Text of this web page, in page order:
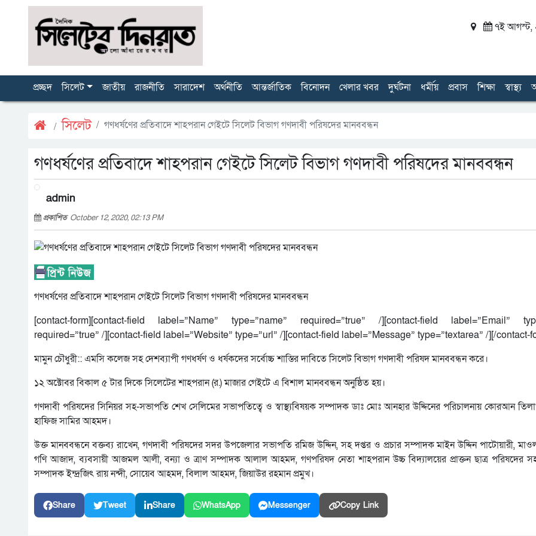
৭ই আগস্ট,
প্রচ্ছদ সিলেট জাতীয় রাজনীতি সারাদেশ অর্থনীতি আন্তর্জাতিক বিনোদন খেলার খবর দুর্ঘটনা ধর্মীয় প্রবাস শিক্ষা স্বাস্থ্য
সিলেট গণধর্ষণের প্রতিবাদে শাহপরান গেইটে সিলেট বিভাগ গণদাবী পরিষদের মানববন্ধন
গণধর্ষণের প্রতিবাদে শাহপরান গেইটে সিলেট বিভাগ গণদাবী পরিষদের মানববন্ধন
admin
প্রকাশিত October 12, 2020, 02:13 PM
গণধর্ষণের প্রতিবাদে শাহপরান গেইটে সিলেট বিভাগ গণদাবী পরিষদের মানববন্ধন
[contact-form][contact-field label=”Name” type=”name” required=”true” /][contact-field label=”Email”
required=”true” /][contact-field label=”Website” type=”url” /][contact-field label=”Message” type=”textarea” /][/contact-
মামুন চৌধুরী:: এমসি কলেজ সহ দেশব্যাপী গণধর্ষণ ও ধর্ষকদের সর্বোচ্চ শাস্তির দাবিতে সিলেট বিভাগ গণদাবী পরিষদ মানববন্ধন করে।
১২ অক্টোবর বিকাল ৫ টার দিকে সিলেটের শাহপরান (র.) মাজার গেইটে এ বিশাল মানববন্ধন অনুষ্ঠিত হয়।
গণদাবী পরিষদের সিনিয়র সহ-সভাপতি শেখ সেলিমের সভাপতিত্বে ও স্বাস্থ্যবিষয়ক সম্পাদক ডাঃ মোঃ আনহার উদ্দিনের পরিচালনায় কোরআন
হাফিজ সামির আহমদ।
উক্ত মানববন্ধনে বক্তব্য রাখেন, গণদাবী পরিষদের সদর উপজেলার সভাপতি রমিজ উদ্দিন, সহ দপ্তর ও প্রচার সম্পাদক মাইন উদ্দিন পাটোয়ারী,
গণি আজাদ, ব্যবসায়ী আজমল আলী, বন্যা ও ত্রাণ সম্পাদক আলাল আহমদ, গণপরিষদ নেতা শাহপরান উচ্চ বিদ্যালয়ের প্রাক্তন ছাত্র পরিষদের
সম্পাদক ইন্দ্রজিৎ রায় নন্দী, সোয়েব আহমদ, বিলাল আহমদ, জিয়াউর রহমান প্রমুখ।
Share Tweet Share WhatsApp Messenger Copy Link